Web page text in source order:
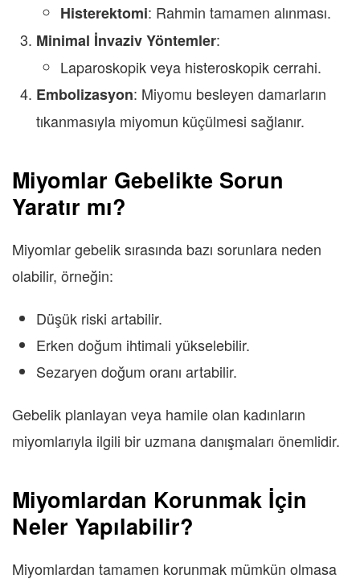
Histerektomi: Rahmin tamamen alınması.
Minimal İnvaziv Yöntemler:
Laparoskopik veya histeroskopik cerrahi.
Embolizasyon: Miyomu besleyen damarların
tıkanmasıyla miyomun küçülmesi sağlanır.
Miyomlar Gebelikte Sorun
Yaratır mı?
Miyomlar gebelik sırasında bazı sorunlara neden
olabilir, örneğin:
Düşük riski artabilir.
Erken doğum ihtimali yükselebilir.
Sezaryen doğum oranı artabilir.
Gebelik planlayan veya hamile olan kadınların
miyomlarıyla ilgili bir uzmana danışmaları önemlidir.
Miyomlardan Korunmak İçin
Neler Yapılabilir?
Miyomlardan tamamen korunmak mümkün olmasa